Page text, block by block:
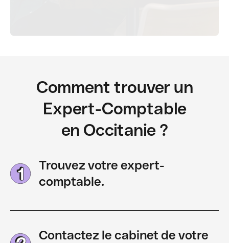
Comment trouver un
Expert-Comptable
en Occitanie ?
Trouvez votre expert-
comptable.
Contactez le cabinet de votre